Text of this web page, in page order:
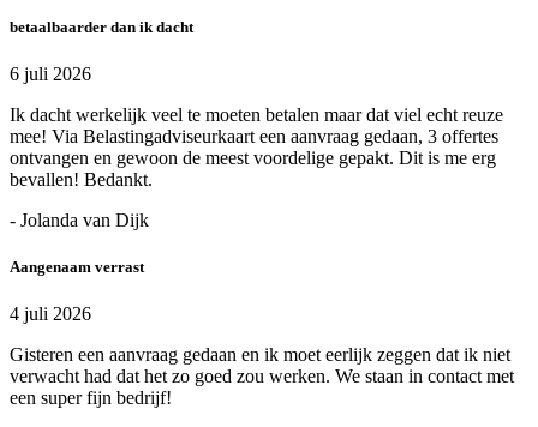
betaalbaarder dan ik dacht
6 juli 2026
Ik dacht werkelijk veel te moeten betalen maar dat viel echt reuze
mee! Via Belastingadviseurkaart een aanvraag gedaan, 3 offertes
ontvangen en gewoon de meest voordelige gepakt. Dit is me erg
bevallen! Bedankt.
- Jolanda van Dijk
Aangenaam verrast
4 juli 2026
Gisteren een aanvraag gedaan en ik moet eerlijk zeggen dat ik niet
verwacht had dat het zo goed zou werken. We staan in contact met
een super fijn bedrijf!